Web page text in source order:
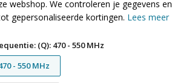
webshop. We controleren je gegevens en
gepersonaliseerde kortingen. Lees meer
(Q): 470 - 550 MHz
- 550 MHz